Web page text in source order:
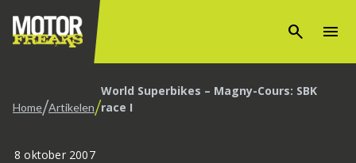
search menu
Home/Artikelen/World Superbikes – Magny-Cours: SBK
race I
8 oktober 2007